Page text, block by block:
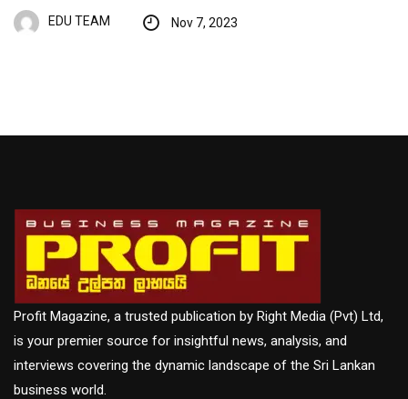
EDU TEAM Nov 7, 2023
Profit Magazine, a trusted publication by Right Media (Pvt) Ltd,
is your premier source for insightful news, analysis, and
interviews covering the dynamic landscape of the Sri Lankan
business world.